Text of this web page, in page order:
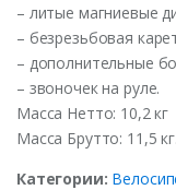
– литые магниевые
– безрезьбовая
– дополнительные
– звоночек на руле.
Масса Нетто: 10,2 кг
Масса Брутто: 11,5 кг.
Категории: